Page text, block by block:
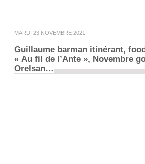
MARDI 23 NOVEMBRE 2021
Guillaume barman itinérant,
« Au fil de l’Ante », Novembre
Orelsan…
Le Labo n°27